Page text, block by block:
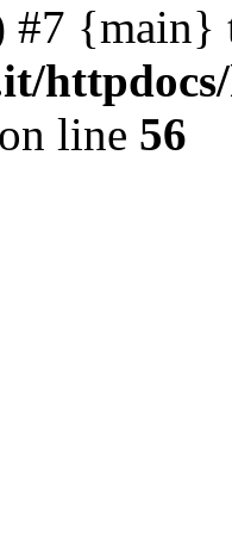
#7 {main}
on line 56